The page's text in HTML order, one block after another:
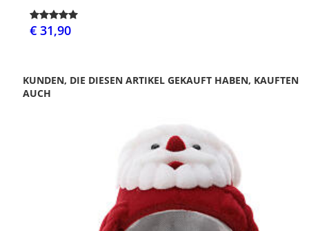
€ 31,90
KUNDEN, DIE DIESEN ARTIKEL GEKAUFT HABEN, KAUFTEN
AUCH